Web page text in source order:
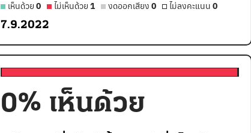
เห็นด้วย 0 ไม่เห็นด้วย 1 งดออกเสียง 0 ไม่ลงคะแนน 0
7.9.2022
0% เห็นด้วย